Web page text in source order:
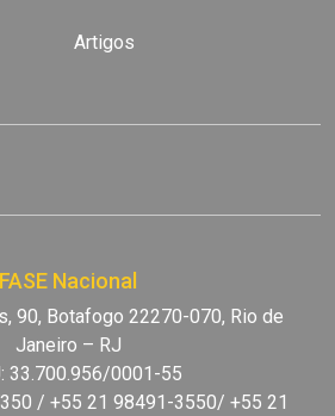
Artigos
FASE Nacional
90, Botafogo 22270-070, Rio de
Janeiro – RJ
33.700.956/0001-55
/ +55 21 98491-3550/ +55 21